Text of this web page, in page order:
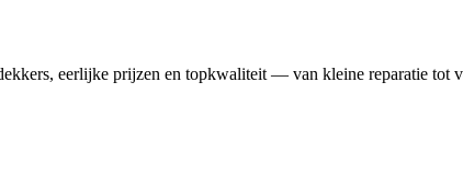
eerlijke prijzen en topkwaliteit — van kleine reparatie tot